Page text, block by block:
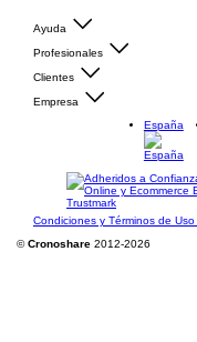
Ayuda
Profesionales
Clientes
Empresa
España
Condiciones y Términos de Uso
©Cronoshare 2012-2026